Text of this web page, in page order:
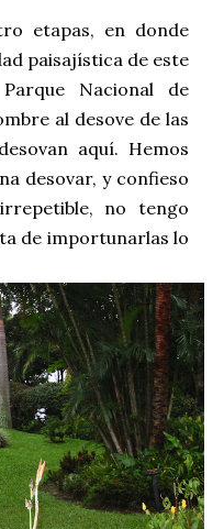
etapas, en donde
paisajística de este
Nacional de
al desove de las
aquí. Hemos
desovar, y confieso
no tengo
de importunarlas lo